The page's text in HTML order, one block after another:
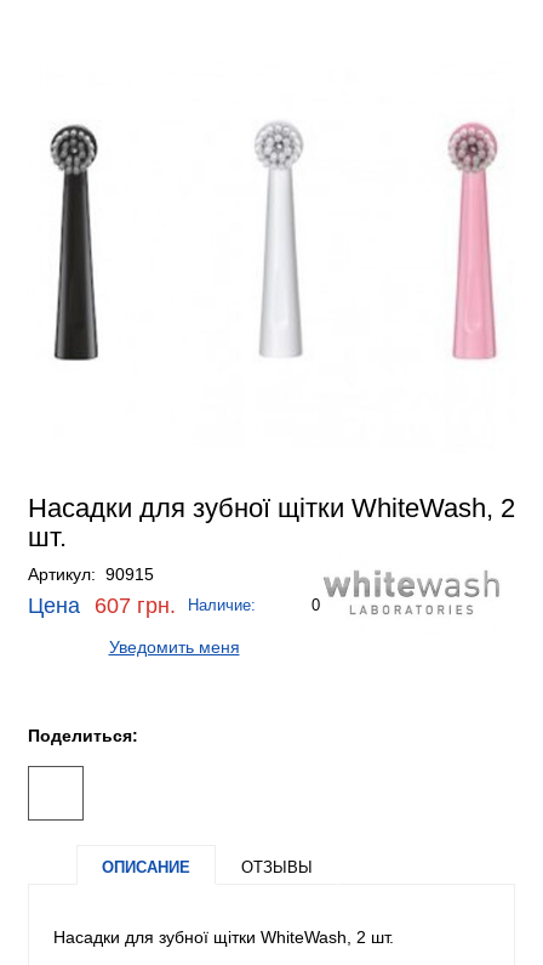
Насадки для зубної щітки WhiteWash, 2
шт.
Артикул: 90915
Цена 607 грн. Наличие: 0
Уведомить меня
Поделиться:
ОПИСАНИЕ ОТЗЫВЫ
Насадки для зубної щітки WhiteWash, 2 шт.